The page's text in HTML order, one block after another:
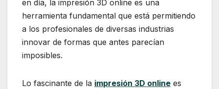
en día, la impresión 3D online es una
herramienta fundamental que está permitiendo
a los profesionales de diversas industrias
innovar de formas que antes parecían
imposibles.
Lo fascinante de la impresión 3D online es